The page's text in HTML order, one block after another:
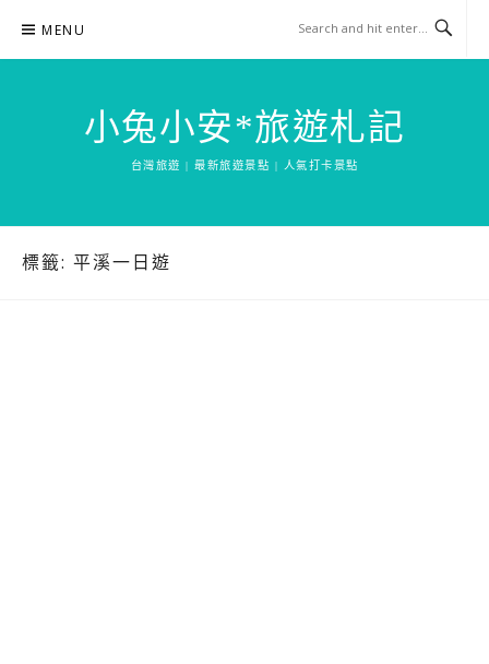
content
MENU
小兔小安*旅遊札記
台灣旅遊 | 最新旅遊景點 | 人氣打卡景點
標籤: 平溪一日遊